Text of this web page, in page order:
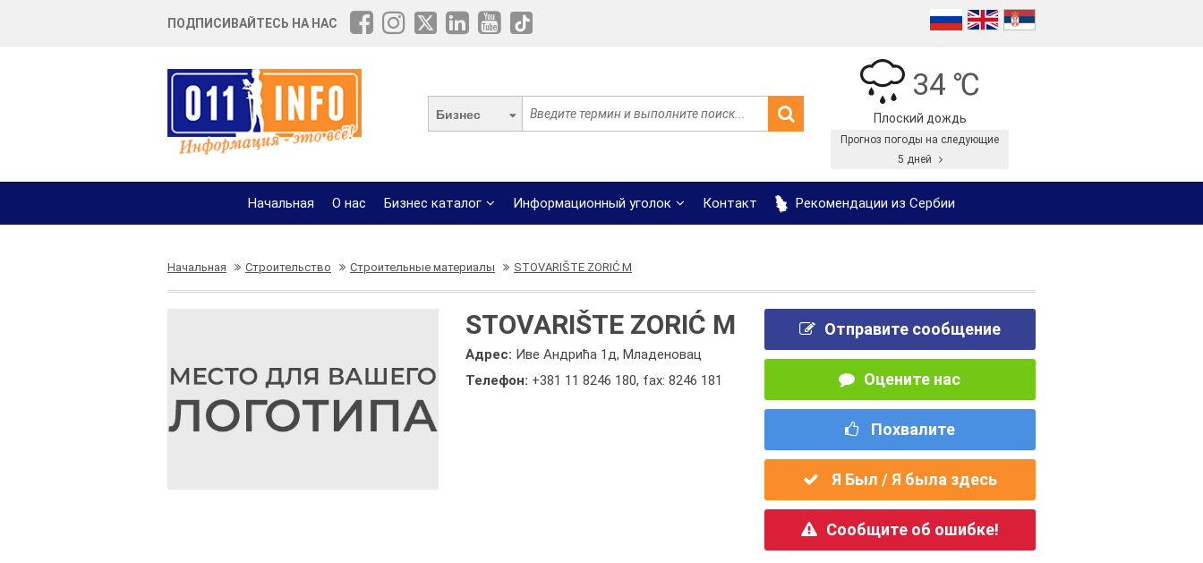
ПОДПИСИВАЙТЕСЬ НА НАС
Бизнес
34 ℃
Плоский дождь
Прогноз погоды на следующие
5 дней
Начальная О нас Бизнес каталог Информационный уголок Контакт Рекомендации из Сербии
Начальная Строительство Строительные материалы STOVARIŠTE ZORIĆ M
STOVARIŠTE ZORIĆ M
Адрес: Иве Андрића 1д, Младеновац
Телефон: +381 11 8246 180, fax: 8246 181
Отправите сообщение
Оцените нас
Похвалите
Я Был / Я была здесь
Сообщите об ошибке!